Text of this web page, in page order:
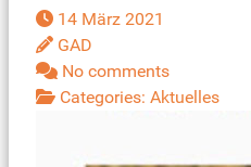
14 März 2021
GAD
No comments
Categories: Aktuelles